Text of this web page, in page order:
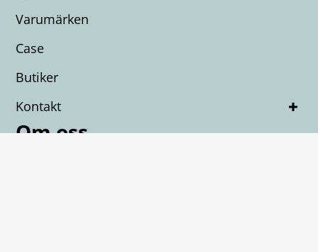
Varumärken
Case
Butiker
Kontakt
Om oss